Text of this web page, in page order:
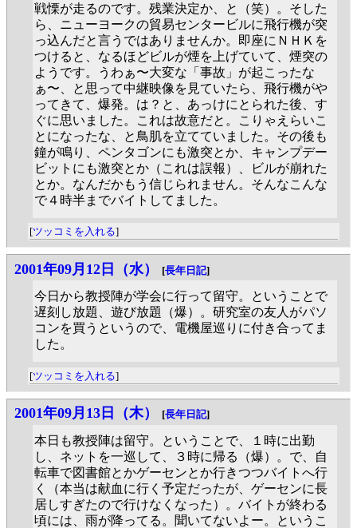
戦慄が走るのです。残業決定か、と（笑）。そした
ら、ニューヨークの貿易センタービルに飛行機が突
っ込んだと言うではありませんか。即座にＮＨＫを
つけると、なるほどビルが煙を上げていて、煙突の
ようです。うわぁ〜大変な「事故」が起こったな
ぁ〜、と思って中継映像を見ていたら、飛行機がや
ってきて、爆発。は？と、あっけにとられた後、す
ぐに思いました。これは故意だと。こりゃえらいこ
とになったな、と鳥肌を立てていました。その後も
鐘が鳴り、ペンタゴンにも激突とか、キャンプデー
ビットにも激突とか（これは誤報）、ビルが崩れた
とか。なんだかもう信じられません。そんなこんな
で４時半までバイトしてました。
[ツッコミを入れる]
2001年09月12日（水） [長年日記]
今日から教授陣が学会に行って留守。ということで
遅刻し放題、遊び放題（爆）。研究室の友人がパソ
コンを買うというので、電機屋巡りに付き合ってま
した。
[ツッコミを入れる]
2001年09月13日（木） [長年日記]
本日も教授陣は留守。ということで、１時に出勤
し、ネットを一巡して、３時に帰る（爆）。で、自
転車で図書館とかゲーセンとか行きつつバイトへ行
く（本当は献血に行く予定だったが、ゲーセンに長
居しすぎたので行けなくなった）。バイトが終わる
頃には、雨が降ってる。聞いてないよー。というこ